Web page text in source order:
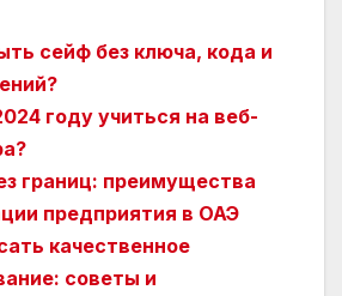
сейф без ключа, кода и
году учиться на веб-
границ: преимущества
предприятия в ОАЭ
качественное
советы и